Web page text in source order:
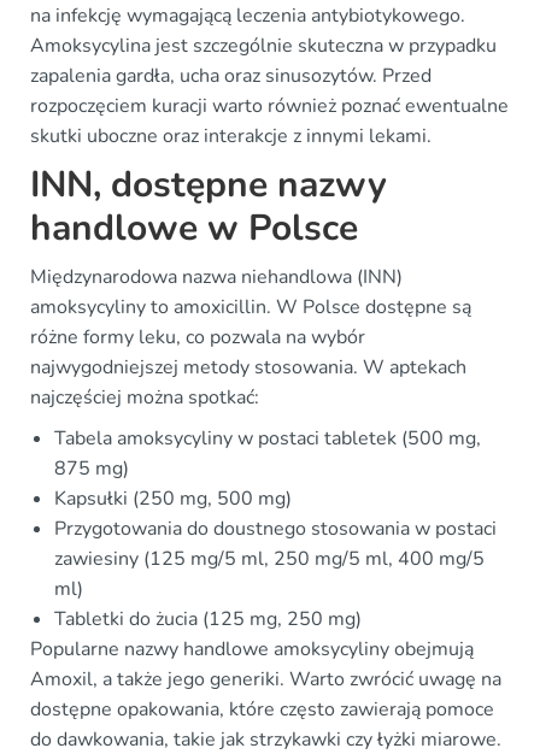
na infekcję wymagającą leczenia antybiotykowego.
Amoksycylina jest szczególnie skuteczna w przypadku
zapalenia gardła, ucha oraz sinusozytów. Przed
rozpoczęciem kuracji warto również poznać ewentualne
skutki uboczne oraz interakcje z innymi lekami.
INN, dostępne nazwy
handlowe w Polsce
Międzynarodowa nazwa niehandlowa (INN)
amoksycyliny to amoxicillin. W Polsce dostępne są
różne formy leku, co pozwala na wybór
najwygodniejszej metody stosowania. W aptekach
najczęściej można spotkać:
Tabela amoksycyliny w postaci tabletek (500 mg,
875 mg)
Kapsułki (250 mg, 500 mg)
Przygotowania do doustnego stosowania w postaci
zawiesiny (125 mg/5 ml, 250 mg/5 ml, 400 mg/5
ml)
Tabletki do żucia (125 mg, 250 mg)
Popularne nazwy handlowe amoksycyliny obejmują
Amoxil, a także jego generiki. Warto zwrócić uwagę na
dostępne opakowania, które często zawierają pomoce
do dawkowania, takie jak strzykawki czy łyżki miarowe.